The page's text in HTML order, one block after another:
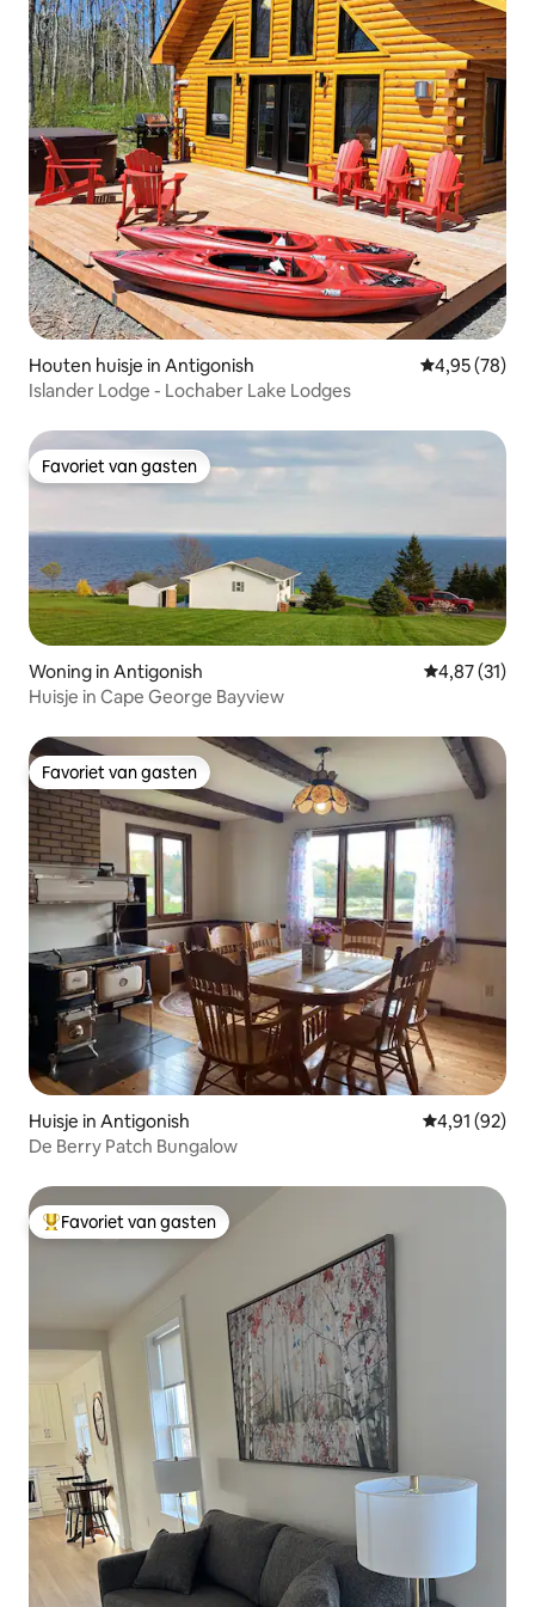
Houten huisje in Antigonish Gemiddelde
4,95 (78)
Islander Lodge - Lochaber Lake Lodges
Favoriet van gasten
Favoriet van gasten
Woning in Antigonish Gemiddelde
4,87 (31)
Huisje in Cape George Bayview
Favoriet van gasten
Favoriet van gasten
Huisje in Antigonish Gemiddelde
4,91 (92)
De Berry Patch Bungalow
Topfavoriet van gasten
Favoriet van gasten